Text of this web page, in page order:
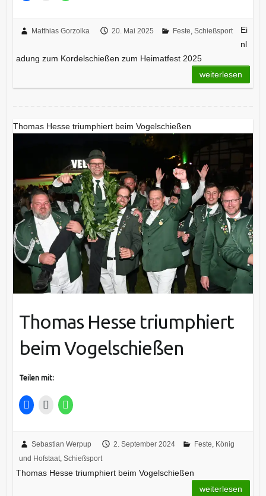
Matthias Gorzolka 20. Mai 2025 Feste Schießsport
Ei
nl
adung zum Kordelschießen zum Heimatfest 2025
weiterlesen
Thomas Hesse triumphiert beim Vogelschießen
Thomas Hesse triumphiert
beim Vogelschießen
Teilen mit:
Sebastian Werpup 2. September 2024 Feste, König
und Hofstaat, Schießsport
Thomas Hesse triumphiert beim Vogelschießen
weiterlesen